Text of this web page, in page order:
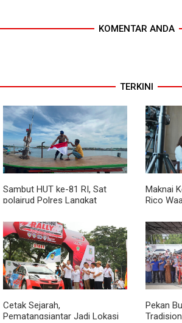
KOMENTAR ANDA
TERKINI
Sambut HUT ke-81 RI, Sat
polairud Polres Langkat
kepada Nelayan
Maknai
Rico
Lewat
Primer
Cetak Sejarah,
Pematangsiantar Jadi Lokasi
Pekan